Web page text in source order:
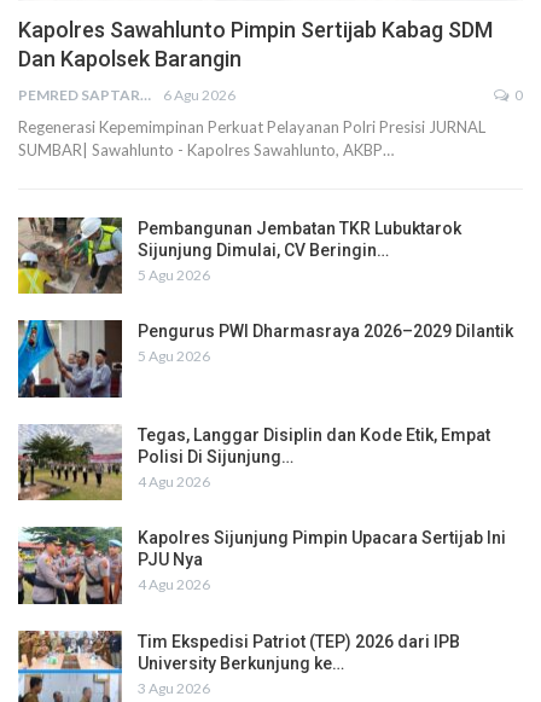
Kapolres Sawahlunto Pimpin Sertijab Kabag SDM
Dan Kapolsek Barangin
PEMRED SAPTARIUS 6 Agu 2026 0
Regenerasi Kepemimpinan Perkuat Pelayanan Polri Presisi JURNAL
SUMBAR| Sawahlunto - Kapolres Sawahlunto, AKBP…
Pembangunan Jembatan TKR Lubuktarok
Sijunjung Dimulai, CV Beringin…
5 Agu 2026
Pengurus PWI Dharmasraya 2026–2029 Dilantik
5 Agu 2026
Tegas, Langgar Disiplin dan Kode Etik, Empat
Polisi Di Sijunjung…
4 Agu 2026
Kapolres Sijunjung Pimpin Upacara Sertijab Ini
PJU Nya
4 Agu 2026
Tim Ekspedisi Patriot (TEP) 2026 dari IPB
University Berkunjung ke…
3 Agu 2026